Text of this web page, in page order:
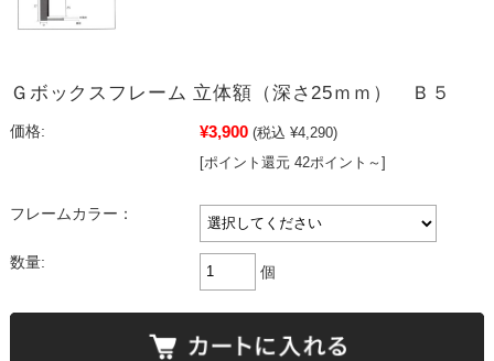
Ｇボックスフレーム 立体額（深さ25ｍｍ） Ｂ５
価格: ¥3,900 (税込 ¥4,290)
[ポイント還元 42ポイント～]
フレームカラー：
数量:
個